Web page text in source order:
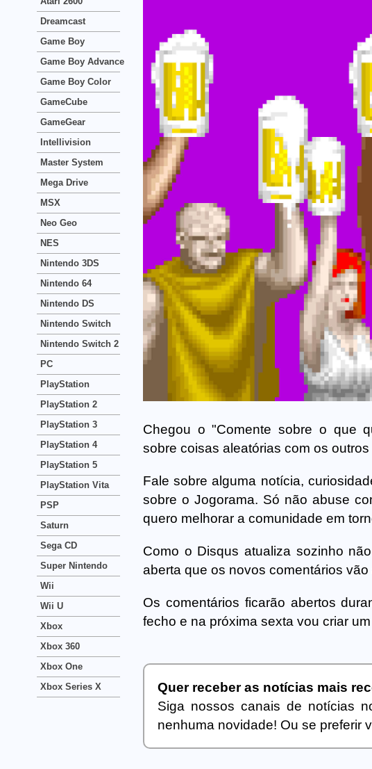
Chegou o "Comente sobre o que
sobre coisas aleatórias com os
Fale sobre alguma notícia,
sobre o Jogorama. Só não abuse
quero melhorar a comunidade em
Como o Disqus atualiza sozinho
aberta que os novos comentários
Os comentários ficarão abertos
fecho e na próxima sexta vou criar
Quer receber as notícias mais
Siga nossos canais de notícias
nenhuma novidade! Ou se preferir
Dreamcast
Game Boy
Game Boy Advance
Game Boy Color
GameCube
GameGear
Intellivision
Master System
Mega Drive
MSX
Neo Geo
NES
Nintendo 3DS
Nintendo 64
Nintendo DS
Nintendo Switch
Nintendo Switch 2
PC
PlayStation
PlayStation 2
PlayStation 3
PlayStation 4
PlayStation 5
PlayStation Vita
PSP
Saturn
Sega CD
Super Nintendo
Wii
Wii U
Xbox
Xbox 360
Xbox One
Xbox Series X